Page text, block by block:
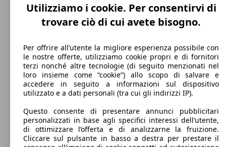
Benzina
155 g/km
Emissioni di CO2 (combinato)*
Utilizziamo i cookie. Per consentirvi di
trovare ciò di cui avete bisogno.
Per offrire all’utente la migliore esperienza possibile con
le nostre offerte, utilizziamo cookie propri e di fornitori
terzi nonché altre tecnologie (di seguito menzionati nel
loro insieme come “cookie”) allo scopo di salvare e
accedere in seguito a informazioni sul dispositivo
utilizzato e a dati personali (tra cui gli indirizzi IP).
Questo consente di presentare annunci pubblicitari
personalizzati in base agli specifici interessi dell’utente,
di ottimizzare l’offerta e di analizzarne la fruizione.
Cliccare sul pulsante in basso a destra per prestare il